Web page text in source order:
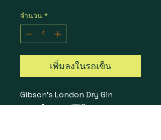
จำนวน *
เพิ่มลงในรถเข็น
Gibson's London Dry Gin
ราคา 1 ขวด = 750 บาท